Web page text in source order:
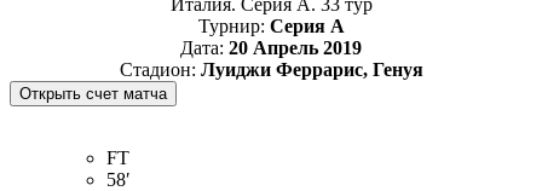
Турнир: Серия А
Дата: 20 Апрель 2019
Стадион: Луиджи Феррарис, Генуя
FT
58′